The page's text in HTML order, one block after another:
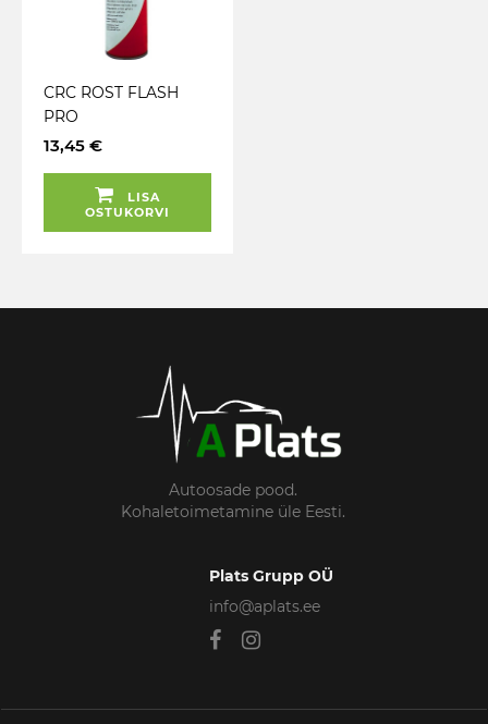
CRC ROST FLASH
PRO
KÜLMUTUSEFEKTIGA
ROOSTESURM 500ML
13,45 €
LISA
OSTUKORVI
Autoosade pood.
Kohaletoimetamine üle Eesti.
Plats Grupp OÜ
info@aplats.ee